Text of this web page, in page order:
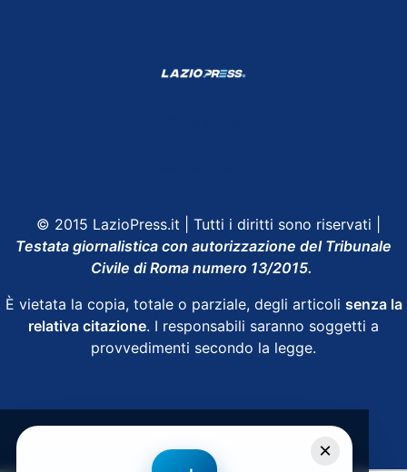
© 2015 LazioPress.it | Tutti i diritti sono riservati |
Testata giornalistica con autorizzazione del Tribunale
Civile di Roma numero 13/2015.
È vietata la copia, totale o parziale, degli articoli senza la
relativa citazione. I responsabili saranno soggetti a
provvedimenti secondo la legge.
×